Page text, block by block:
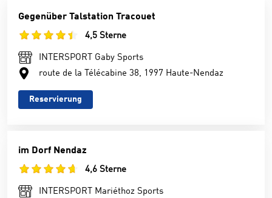
Gegenüber Talstation Tracouet
4,5 Sterne
INTERSPORT Gaby Sports
route de la Télécabine 38, 1997 Haute-Nendaz
Reservierung
im Dorf Nendaz
4,6 Sterne
INTERSPORT Mariéthoz Sports